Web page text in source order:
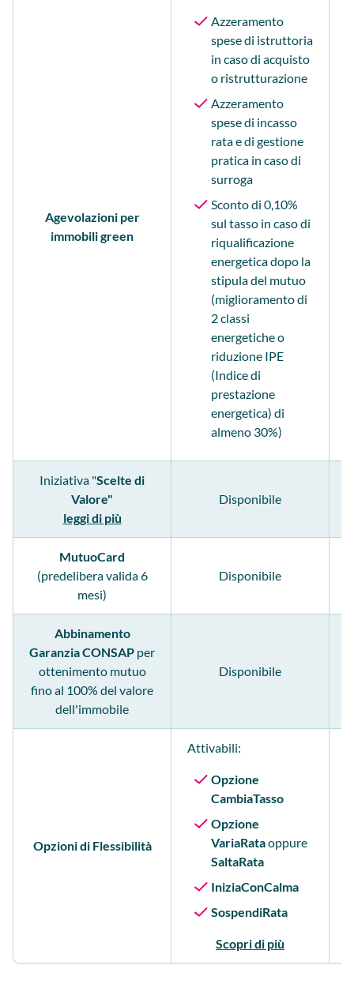
Agevolazioni per
immobili green
Azzeramento
spese di istruttoria
in caso di acquisto
o ristrutturazione
Azzeramento
spese di incasso
rata e di gestione
pratica in caso di
surroga
Sconto di 0,10%
sul tasso in caso di
riqualificazione
energetica dopo la
stipula del mutuo
(miglioramento di
2 classi
energetiche o
riduzione IPE
(Indice di
prestazione
energetica) di
almeno 30%)
Iniziativa "Scelte di
Valore"
leggi di più
Disponibile
MutuoCard
(predelibera valida 6
mesi)
Disponibile
Abbinamento
Garanzia CONSAP per
ottenimento mutuo
fino al 100% del valore
dell'immobile
Disponibile
Opzioni di Flessibilità
Attivabili:
Opzione
CambiaTasso
Opzione
VariaRataoppure
SaltaRata
IniziaConCalma
SospendiRata
Scopri di più